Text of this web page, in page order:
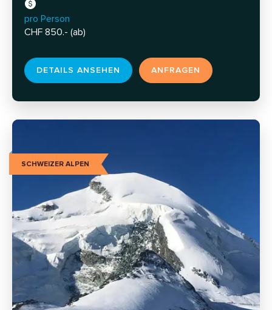
pro Person
CHF 850.- (ab)
DETAILS ANSEHEN ANFRAGEN
SCHWEIZER ALPEN